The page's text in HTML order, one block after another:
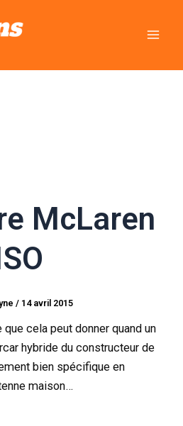
McLaren
/ 14 avril 2015
cela peut donner quand un
hybride du constructeur de
bien spécifique en
maison…